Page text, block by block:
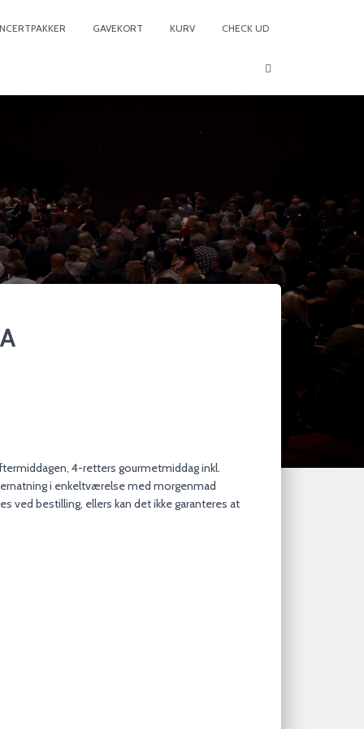
GAVEKORT KURV CHECK UD
4-retters gourmetmiddag inkl.
i enkeltværelse med morgenmad
ved bestilling, ellers kan det ikke garanteres at